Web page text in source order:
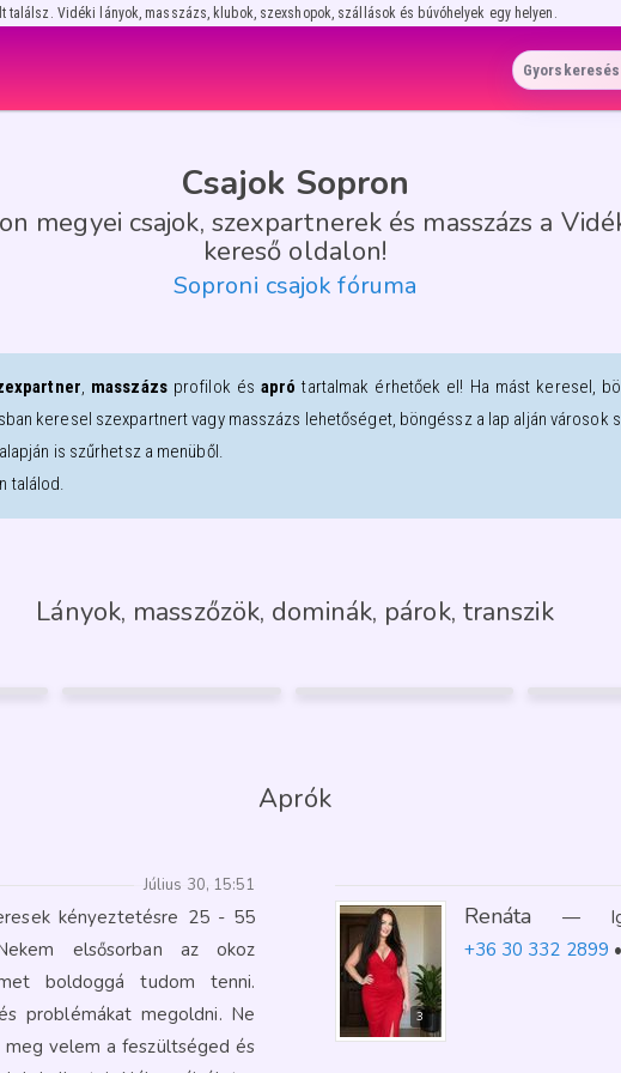
Vidéki lányok, masszázs, klubok, szexshopok, szállások és búvóhelyek egy helyen.
Csajok Sopron
megyei csajok, szexpartnerek és masszázs a
kereső oldalon!
Soproni csajok fóruma
, masszázsprofilok ésapró tartalmak érhetőek el! Ha mást keresel,
keresel szexpartnert vagy masszázs lehetőséget, böngéssz a lap alján városok
is szűrhetsz a menüből.
találod.
Lányok, masszőzök, dominák, párok, transzik
Aprók
Július 30, 15:51
kényeztetésre 25 - 55
elsősorban az okoz
boldoggá tudom tenni.
problémákat megoldni. Ne
velem a feszültséged és
3
Renáta —
+36 30 332 2899